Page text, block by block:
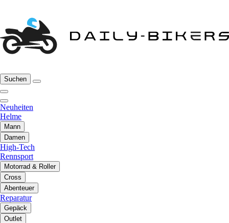
Suchen
Neuheiten
Helme
Mann
Damen
High-Tech
Rennsport
Motorrad & Roller
Cross
Abenteuer
Reparatur
Gepäck
Outlet